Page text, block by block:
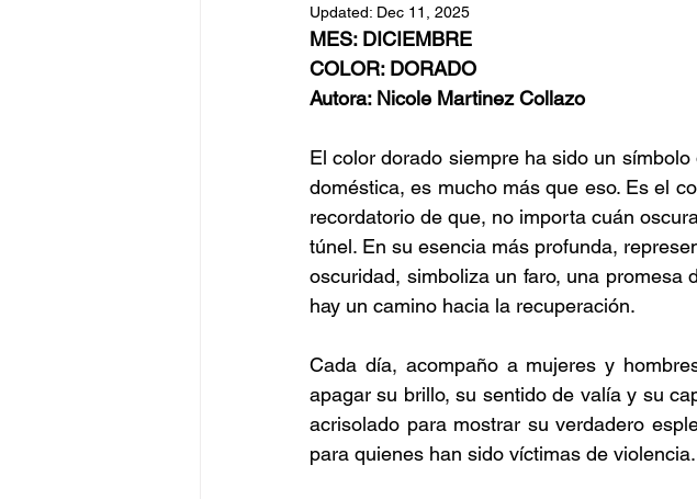
Updated: Dec 11, 2025
MES: DICIEMBRE
COLOR: DORADO
Autora: Nicole Martinez Collazo
El color dorado siempre ha sido un
doméstica, es mucho más que eso. Es el
recordatorio de que, no importa cuán
túnel. En su esencia más profunda,
oscuridad, simboliza un faro, una promesa
hay un camino hacia la recuperación.
Cada día, acompaño a mujeres y
apagar su brillo, su sentido de valía y su
acrisolado para mostrar su verdadero
para quienes han sido víctimas de violencia.